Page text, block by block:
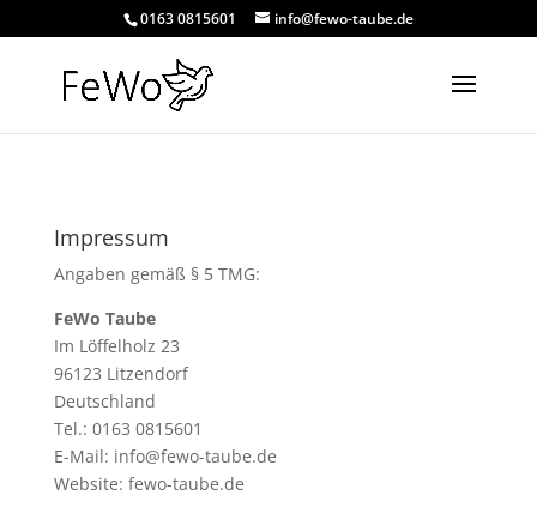
0163 0815601 info@fewo-taube.de
Impressum
Angaben gemäß § 5 TMG:
FeWo Taube
Im Löffelholz 23
96123 Litzendorf
Deutschland
Tel.: 0163 0815601
E-Mail: info@fewo-taube.de
Website: fewo-taube.de